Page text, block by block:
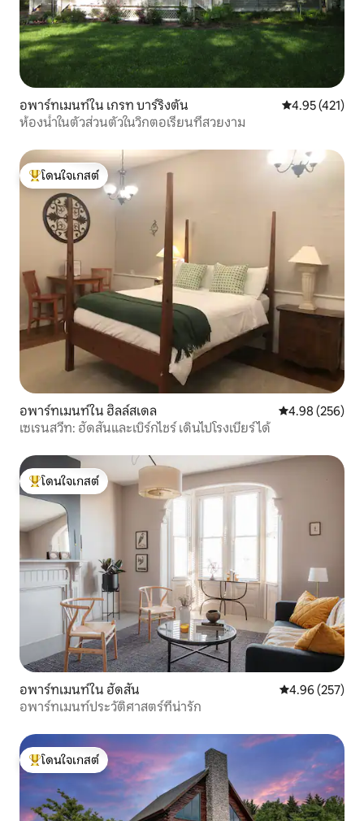
อพาร์ทเมนท์ใน เกรท บาร์ริงตัน คะแนนเฉลี่ย
4.95 (421)
ห้องน้ำในตัวส่วนตัวในวิกตอเรียนที่สวยงาม
โดนใจเกสต์ที่สุด
โดนใจเกสต์
อพาร์ทเมนท์ใน ฮิลล์สเดล คะแนนเฉลี่ย
4.98 (256)
เซเรนสวีท: ฮัดสันและเบิร์กไชร์ เดินไปโรงเบียร์ได้
โดนใจเกสต์ที่สุด
โดนใจเกสต์
อพาร์ทเมนท์ใน ฮัดสัน คะแนนเฉลี่ย
4.96 (257)
อพาร์ทเมนท์ประวัติศาสตร์ที่น่ารัก
โดนใจเกสต์ที่สุด
โดนใจเกสต์